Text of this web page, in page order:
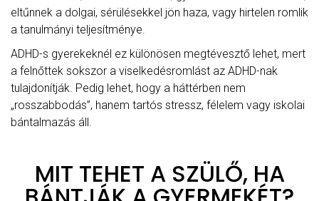
eltűnnek a dolgai, sérülésekkel jön haza, vagy hirtelen romlik
a tanulmányi teljesítménye.
ADHD-s gyerekeknél ez különösen megtévesztő lehet, mert
a felnőttek sokszor a viselkedésromlást az ADHD-nak
tulajdonítják. Pedig lehet, hogy a háttérben nem
„rosszabbodás”, hanem tartós stressz, félelem vagy iskolai
bántalmazás áll.
MIT TEHET A SZÜLŐ, HA